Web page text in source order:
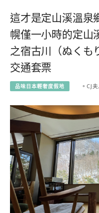
這才是定山溪溫泉
幌僅一小時的定山
之宿古川（ぬくも
交通套票
品味日本輕奢度假地 。CJ夫